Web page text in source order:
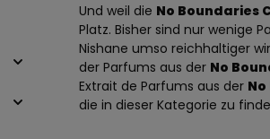
Und weil die No Boundaries
Platz. Bisher sind nur wenige
Nishane umso reichhaltiger
der Parfums aus der No
Extrait de Parfums aus der
die in dieser Kategorie zu